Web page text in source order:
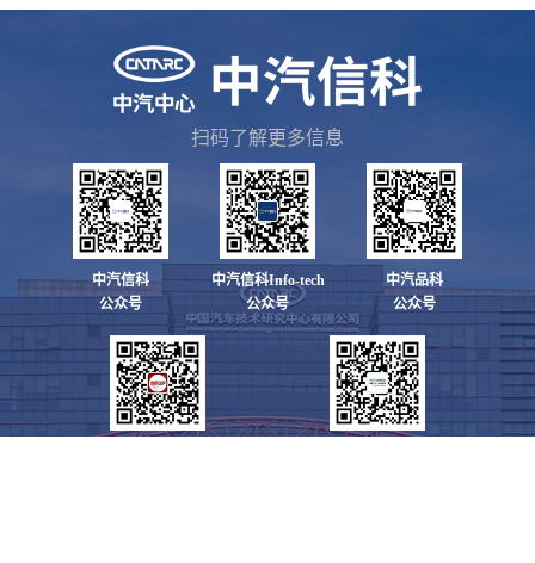
扫码了解更多信息
中汽信科
公众号
中汽信科Info-tech
公众号
中汽品科
公众号